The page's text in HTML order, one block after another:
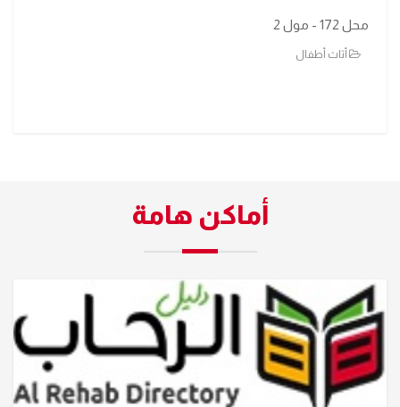
محل 172 - مول 2
أثاث أطفال
أماكن هامة